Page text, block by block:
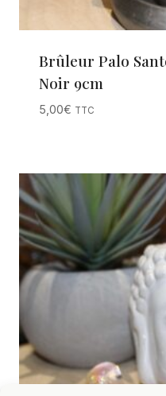
Brûleur Palo
Noir 9cm
5,00€ TTC